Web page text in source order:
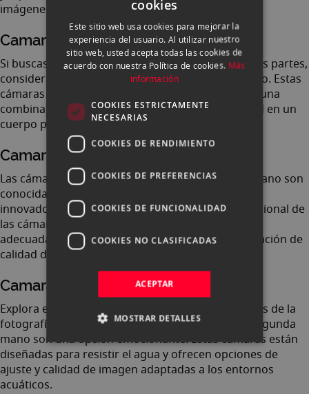
imágenes.
Camaras compactas segunda mano
Si buscas una cámara fácil de llevar contigo a todas partes,
considera una cámara compacta de segunda mano. Estas
cámaras suelen ser livianas, compactas y ofrecen una
combinación de calidad de imagen y funcionalidad en un
cuerpo pequeño.
Camaras mirrorless segunda mano
Las cámaras sin espejo (mirrorless) de segunda mano son
conocidas por su diseño compacto y su enfoque
innovador. Estas cámaras eliminan el espejo tradicional de
las cámaras réflex, lo que las hace más livianas y
adecuadas para aquellos que buscan una combinación de
calidad de imagen y portabilidad.
Camaras submarinas segunda mano
Explora el mundo bajo el agua. Para los entusiastas de la
fotografía acuática, las cámaras submarinas de segunda
mano son una opción emocionante. Estas cámaras están
diseñadas para resistir el agua y ofrecen opciones de
ajuste y calidad de imagen adaptadas a los entornos
acuáticos.
ENGLISH
CATALAN
cookies
Este sitio web usa cookies para mejorar la
experiencia del usuario. Al utilizar nuestro
sitio web, usted acepta todas las cookies de
acuerdo con nuestra Política de cookies. Más
información
COOKIES ESTRICTAMENTE
NECESARIAS
COOKIES DE RENDIMIENTO
COOKIES DE PREFERENCIAS
COOKIES DE FUNCIONALIDAD
COOKIES NO CLASIFICADAS
ACEPTAR
MOSTRAR DETALLES